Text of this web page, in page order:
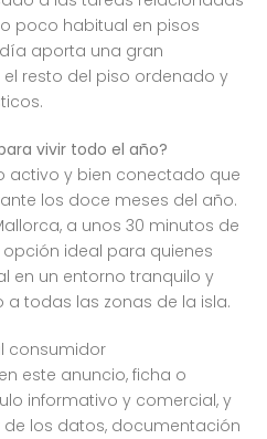
poco habitual en pisos
aporta una gran
resto del piso ordenado y
vivir todo el año?
activo y bien conectado que
los doce meses del año.
a unos 30 minutos de
ideal para quienes
en un entorno tranquilo y
todas las zonas de la isla.
consumidor
este anuncio, ficha o
informativo y comercial, y
los datos, documentación